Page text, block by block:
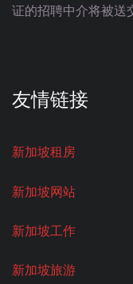
证的招聘中介将被送
友情链接
新加坡租房
新加坡网站
新加坡工作
新加坡旅游